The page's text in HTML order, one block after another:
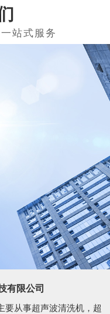
有限公司
要从事超声波清洗机，超